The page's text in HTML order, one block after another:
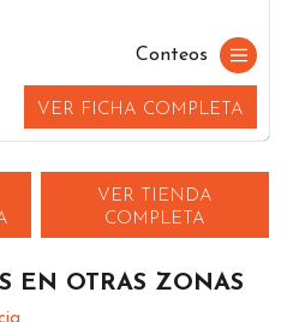
Conteos
VER FICHA COMPLETA
VER TIENDA
COMPLETA
EN OTRAS ZONAS